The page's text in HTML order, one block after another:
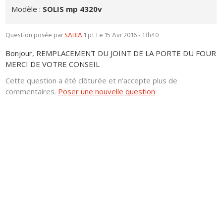
Modèle : SOLIS mp 4320v
Question posée parSABIA1 pt Le 15 Avr 2016 - 13h40
Bonjour, REMPLACEMENT DU JOINT DE LA PORTE DU FOUR
MERCI DE VOTRE CONSEIL
Cette question a été clôturée et n'accepte plus de
commentaires. Poser une nouvelle question